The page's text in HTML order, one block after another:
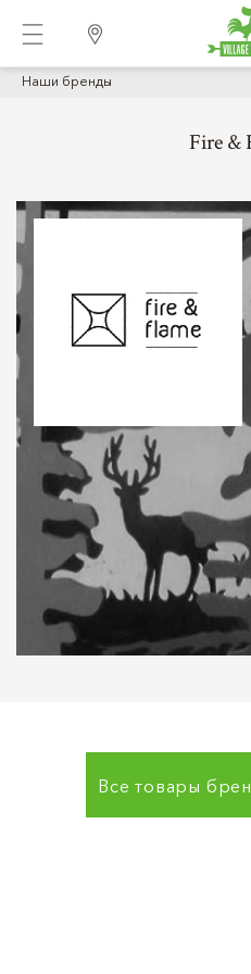
Наши бренды
Fire &
Все товары